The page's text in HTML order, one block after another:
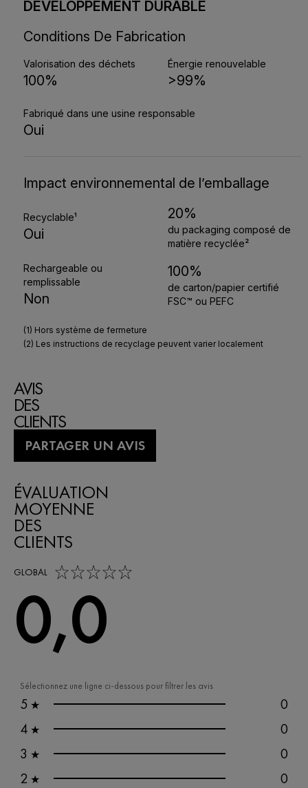
AVIS
DES
CLIENTS
PARTAGER UN AVIS
Sélectionnez une ligne ci-dessous pour filtrer les avis
5 ★
0
4 ★
0
3 ★
0
2 ★
0
ÉVALUATION
MOYENNE
DES
CLIENTS
GLOBAL
0,0 out of 5 stars
0,0